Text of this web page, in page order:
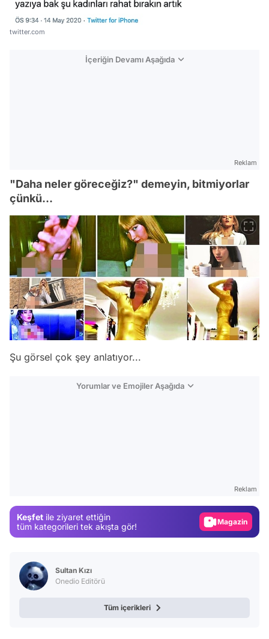
twitter.com
İçeriğin Devamı Aşağıda
Reklam
"Daha neler göreceğiz?" demeyin, bitmiyorlar
çünkü...
Şu görsel çok şey anlatıyor...
Yorumlar ve Emojiler Aşağıda
Reklam
Keşfet ile ziyaret ettiğin
tüm kategorileri tek akışta gör!
Video
Sultan Kızı
Onedio Editörü
Tüm içerikleri